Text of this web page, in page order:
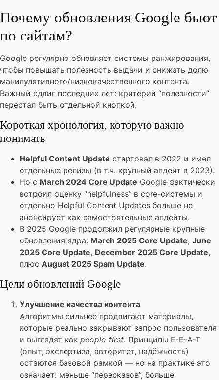
Почему обновления Google бьют
по сайтам?
Google регулярно обновляет системы ранжирования,
чтобы повышать полезность выдачи и снижать долю
манипулятивного/низкокачественного контента.
Важный сдвиг последних лет: критерий “полезности”
перестал быть отдельной кнопкой.
Короткая хронология, которую важно
понимать
Helpful Content Update стартовал в 2022 и имел
отдельные релизы (в т.ч. крупный апдейт в 2023).
Но с March 2024 Core Update Google фактически
встроил оценку “helpfulness” в core-системы и
отдельно Helpful Content Updates больше не
анонсирует как самостоятельные апдейты.
В 2025 Google продолжил регулярные крупные
обновления ядра: March 2025 Core Update, June
2025 Core Update, December 2025 Core Update,
плюс August 2025 Spam Update.
Цели обновлений Google
Улучшение качества контента
Алгоритмы сильнее продвигают материалы,
которые реально закрывают запрос пользователя
и выглядят как people-first. Принципы E-E-A-T
(опыт, экспертиза, авторитет, надёжность)
остаются базовой рамкой — но на практике это
означает: меньше “пересказов”, больше